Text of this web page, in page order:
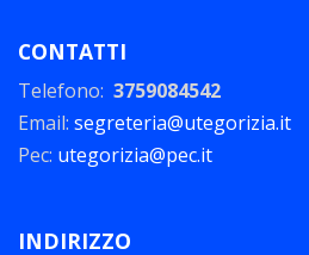
CONTATTI
Telefono: 3759084542
Email: segreteria@utegorizia.it
Pec: utegorizia@pec.it
INDIRIZZO